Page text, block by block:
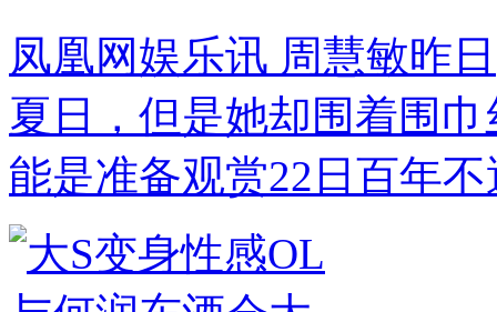
凤凰网娱乐讯 周慧敏昨
夏日，但是她却围着围
能是准备观赏22日百年